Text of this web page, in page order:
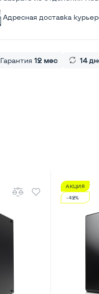
Адресная доставка
Гарантия 12 мес 14
АКЦИЯ
-42%